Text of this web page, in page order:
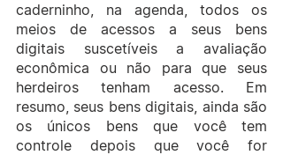
caderninho, na agenda, todos os
meios de acessos a seus bens
digitais suscetíveis a avaliação
econômica ou não para que seus
herdeiros tenham acesso. Em
resumo, seus bens digitais, ainda são
os únicos bens que você tem
controle depois que você for